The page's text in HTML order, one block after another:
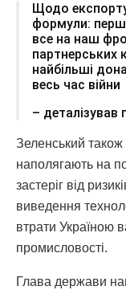
Щодо
формули:
все на наш
партнерських
найбільші
весь час війни
– деталізував
Зеленський також
наполягають на
застеріг від
виведення
втрати Україною
промисловості.
Глава держави